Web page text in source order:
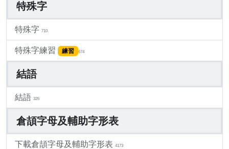
特殊字
特殊字 710
特殊字練習 練習 674
結語
結語 326
倉頡字母及輔助字形表
下載倉頡字母及輔助字形表 4173